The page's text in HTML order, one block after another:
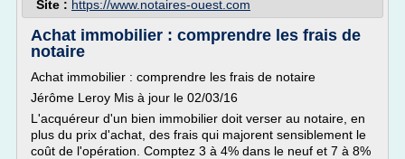
Site : https://www.notaires-ouest.com
Achat immobilier : comprendre les frais de
notaire
Achat immobilier : comprendre les frais de notaire
Jérôme Leroy Mis à jour le 02/03/16
L'acquéreur d'un bien immobilier doit verser au notaire, en
plus du prix d'achat, des frais qui majorent sensiblement le
coût de l'opération. Comptez 3 à 4% dans le neuf et 7 à 8%